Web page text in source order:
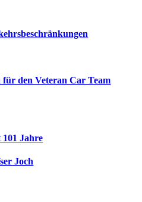
für den Veteran Car Team
Jahre
Joch